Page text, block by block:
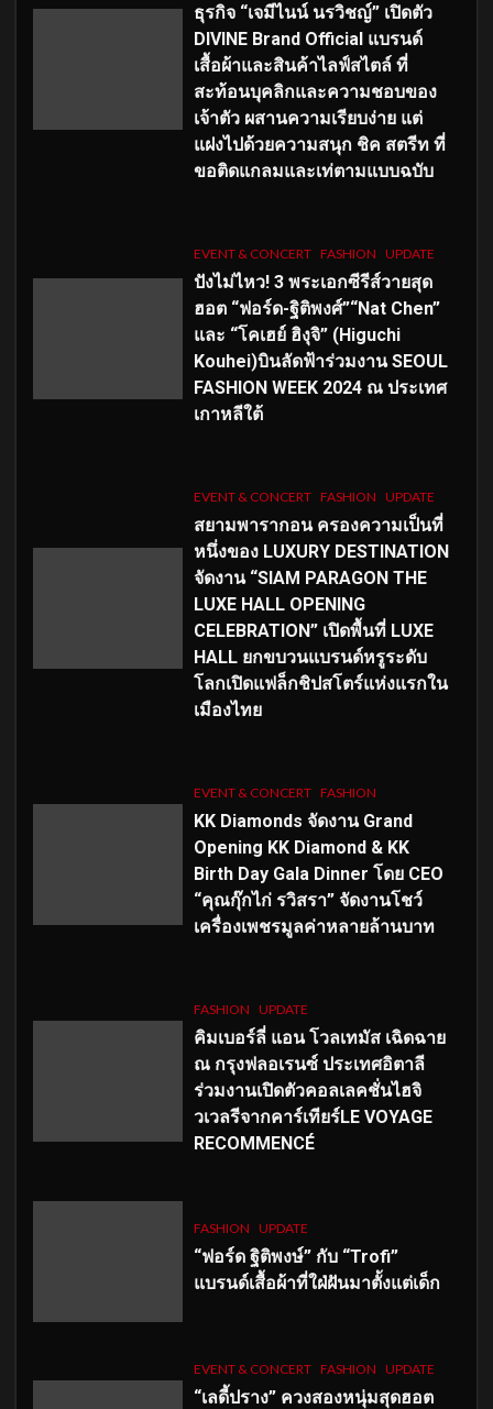
ธุรกิจ “เจมีไนน์ นรวิชญ์” เปิดตัว
DIVINE Brand Official แบรนด์
เสื้อผ้าและสินค้าไลฟ์สไตล์ ที่
สะท้อนบุคลิกและความชอบของ
เจ้าตัว ผสานความเรียบง่าย แต่
แฝงไปด้วยความสนุก ชิค สตรีท ที่
ขอติดแกลมและเท่ตามแบบฉบับ
EVENT & CONCERT FASHION UPDATE
ปังไม่ไหว! 3 พระเอกซีรีส์วายสุด
ฮอต “ฟอร์ด-ฐิติพงศ์”“Nat Chen”
และ “โคเฮย์ ฮิงุจิ” (Higuchi
Kouhei)บินลัดฟ้าร่วมงาน SEOUL
FASHION WEEK 2024 ณ ประเทศ
เกาหลีใต้
EVENT & CONCERT FASHION UPDATE
สยามพารากอน ครองความเป็นที่
หนึ่งของ LUXURY DESTINATION
จัดงาน “SIAM PARAGON THE
LUXE HALL OPENING
CELEBRATION” เปิดพื้นที่ LUXE
HALL ยกขบวนแบรนด์หรูระดับ
โลกเปิดแฟล็กชิปสโตร์แห่งแรกใน
เมืองไทย
EVENT & CONCERT FASHION
KK Diamonds จัดงาน Grand
Opening KK Diamond & KK
Birth Day Gala Dinner โดย CEO
“คุณกุ๊กไก่ รวิสรา” จัดงานโชว์
เครื่องเพชรมูลค่าหลายล้านบาท
FASHION UPDATE
คิมเบอร์ลี่ แอน โวลเทมัส เฉิดฉาย
ณ กรุงฟลอเรนซ์ ประเทศอิตาลี
ร่วมงานเปิดตัวคอลเลคชั่นไฮจิ
วเวลรีจากคาร์เทียร์LE VOYAGE
RECOMMENCÉ
FASHION UPDATE
“ฟอร์ด ฐิติพงษ์” กับ “Trofi”
แบรนด์เสื้อผ้าที่ใฝ่ฝันมาตั้งแต่เด็ก
EVENT & CONCERT FASHION UPDATE
“เลดี้ปราง” ควงสองหนุ่มสุดฮอต